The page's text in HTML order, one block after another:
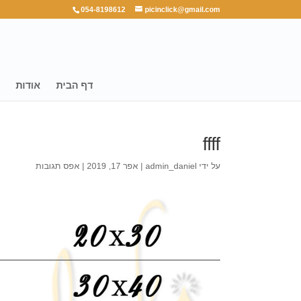
054-8198612 picinclick@gmail.com
דף הבית אודות
ffff
על ידיadmin_daniel
| אפר 17, 2019 | אפס תגובות